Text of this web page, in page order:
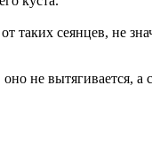
таких сеянцев, не
не вытягивается,